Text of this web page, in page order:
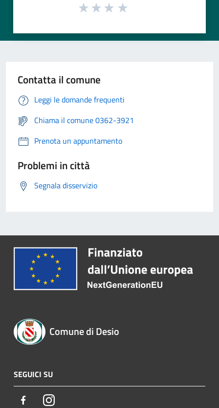
Contatta il comune
Leggi le domande frequenti
Chiama il comune 0362-3921
Prenota un appuntamento
Problemi in città
Segnala disservizio
Comune di Desio
SEGUICI SU
FacebookInstagram